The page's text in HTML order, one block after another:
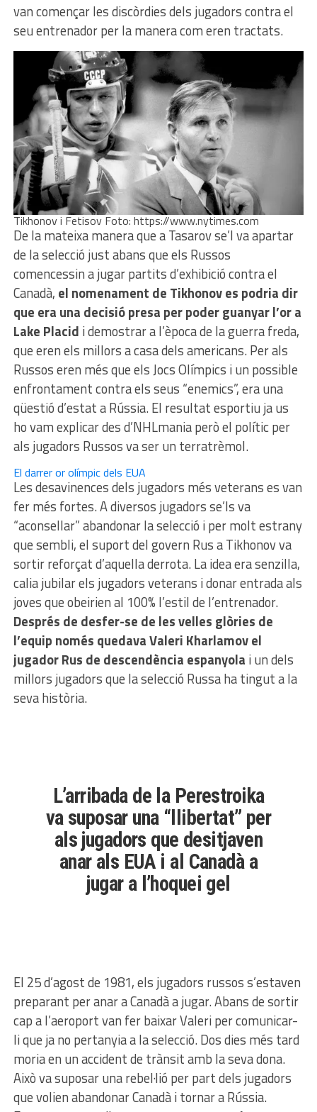
van començar les discòrdies dels jugadors contra el
seu entrenador per la manera com eren tractats.
Tikhonov i Fetisov Foto: https://www.nytimes.com
De la mateixa manera que a Tasarov se’l va apartar
de la selecció just abans que els Russos
comencessin a jugar partits d’exhibició contra el
Canadà, el nomenament de Tikhonov es podria dir
que era una decisió presa per poder guanyar l’or a
Lake Placid i demostrar a l’època de la guerra freda,
que eren els millors a casa dels americans. Per als
Russos eren més que els Jocs Olímpics i un possible
enfrontament contra els seus “enemics”, era una
qüestió d’estat a Rússia. El resultat esportiu ja us
ho vam explicar des d’NHLmania però el polític per
als jugadors Russos va ser un terratrèmol.
El darrer or olímpic dels EUA
Les desavinences dels jugadors més veterans es van
fer més fortes. A diversos jugadors se’ls va
“aconsellar” abandonar la selecció i per molt estrany
que sembli, el suport del govern Rus a Tikhonov va
sortir reforçat d’aquella derrota. La idea era senzilla,
calia jubilar els jugadors veterans i donar entrada als
joves que obeirien al 100% l’estil de l’entrenador.
Després de desfer-se de les velles glòries de
l’equip només quedava Valeri Kharlamov el
jugador Rus de descendència espanyola i un dels
millors jugadors que la selecció Russa ha tingut a la
seva història.
L’arribada de la Perestroika
va suposar una “llibertat” per
als jugadors que desitjaven
anar als EUA i al Canadà a
jugar a l’hoquei gel
El 25 d’agost de 1981, els jugadors russos s’estaven
preparant per anar a Canadà a jugar. Abans de sortir
cap a l’aeroport van fer baixar Valeri per comunicar-
li que ja no pertanyia a la selecció. Dos dies més tard
moria en un accident de trànsit amb la seva dona.
Això va suposar una rebel·lió per part dels jugadors
que volien abandonar Canadà i tornar a Rússia.